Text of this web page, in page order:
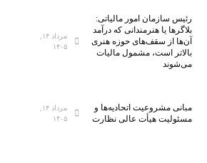
رئیس سازمان امور مالیاتی:
بلاگر‌ها یا هنرمندانی که درآمد
آن‌ها از سقف‌های حوزه هنری
بالاتر است، مشمول مالیات
می‌شوند
۱۴۰۵
مبانی مشروعیت اتحادیه‌ها و
مسئولیت هیأت عالی نظارت
۱۴۰۵